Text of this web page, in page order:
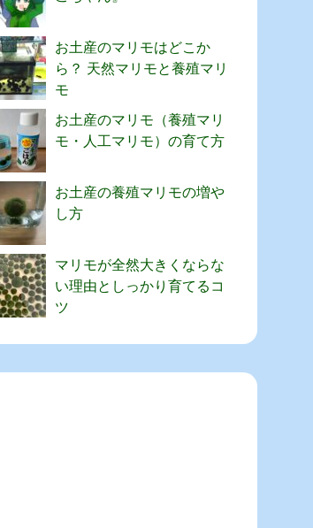
お土産のマリモはどこか
ら？ 天然マリモと養殖マリ
モ
お土産のマリモ（養殖マリ
モ・人工マリモ）の育て方
お土産の養殖マリモの増や
し方
マリモが全然大きくならな
い理由としっかり育てるコ
ツ